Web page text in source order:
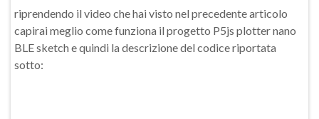
riprendendo il video che hai visto nel precedente articolo
capirai meglio come funziona il progetto P5js plotter nano
BLE sketch e quindi la descrizione del codice riportata
sotto: